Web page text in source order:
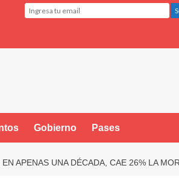
Gobierno Pases
APENAS UNA DÉCADA, CAE 26% LA